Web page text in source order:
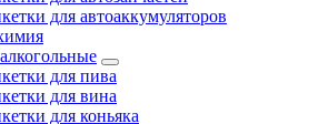
для автоаккумуляторов
для пива
для вина
для коньяка